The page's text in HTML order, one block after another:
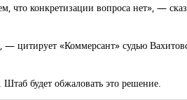
что конкретизации вопроса нет», —
цитирует «Коммерсант» судью
будет обжаловать это решение.